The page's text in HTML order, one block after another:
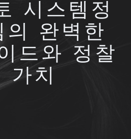
시스템정
의 완벽한
드와 정찰
가치